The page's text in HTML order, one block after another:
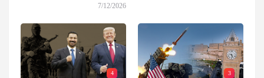
7/12/2026
3
4